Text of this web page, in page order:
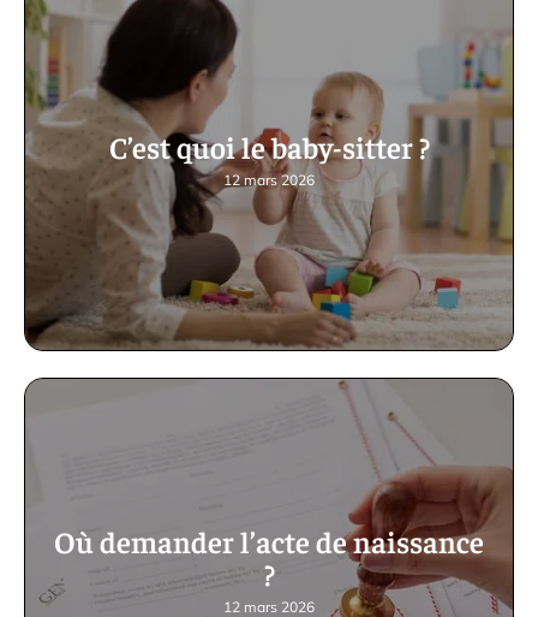
C’est quoi le baby-sitter ?
12 mars 2026
Où demander l’acte de naissance
?
12 mars 2026